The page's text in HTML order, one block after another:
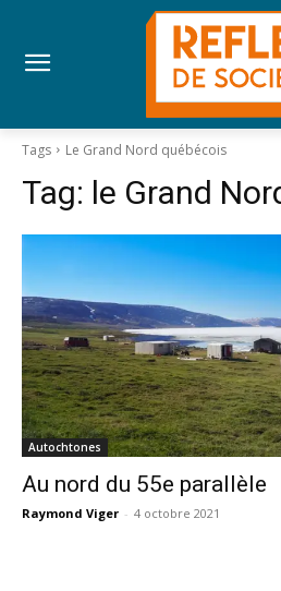
Tags Le Grand Nord québécois
Tag: le Grand
Autochtones
Au nord du 55e parallèle
Raymond Viger - 4 octobre 2021